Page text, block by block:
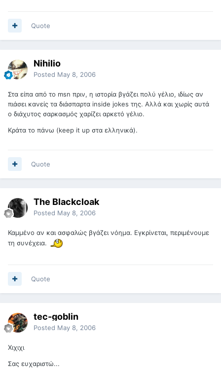
Quote
Nihilio
Posted May 8, 2006
Στα είπα από το msn πριν, η ιστορία βγάζει πολύ γέλιο, ιδίως αν
πιάσει κανείς τα διάσπαρτα inside jokes της. Αλλά και χωρίς αυτά
ο διάχυτος σαρκασμός χαρίζει αρκετό γέλιο.
Κράτα το πάνω (keep it up στα ελληνικά).
Quote
The Blackcloak
Posted May 8, 2006
Καμμένο αν και ασφαλώς βγάζει νόημα. Εγκρίνεται, περιμένουμε
τη συνέχεια.
Quote
tec-goblin
Posted May 8, 2006
Χιχιχι
Σας ευχαριστώ...